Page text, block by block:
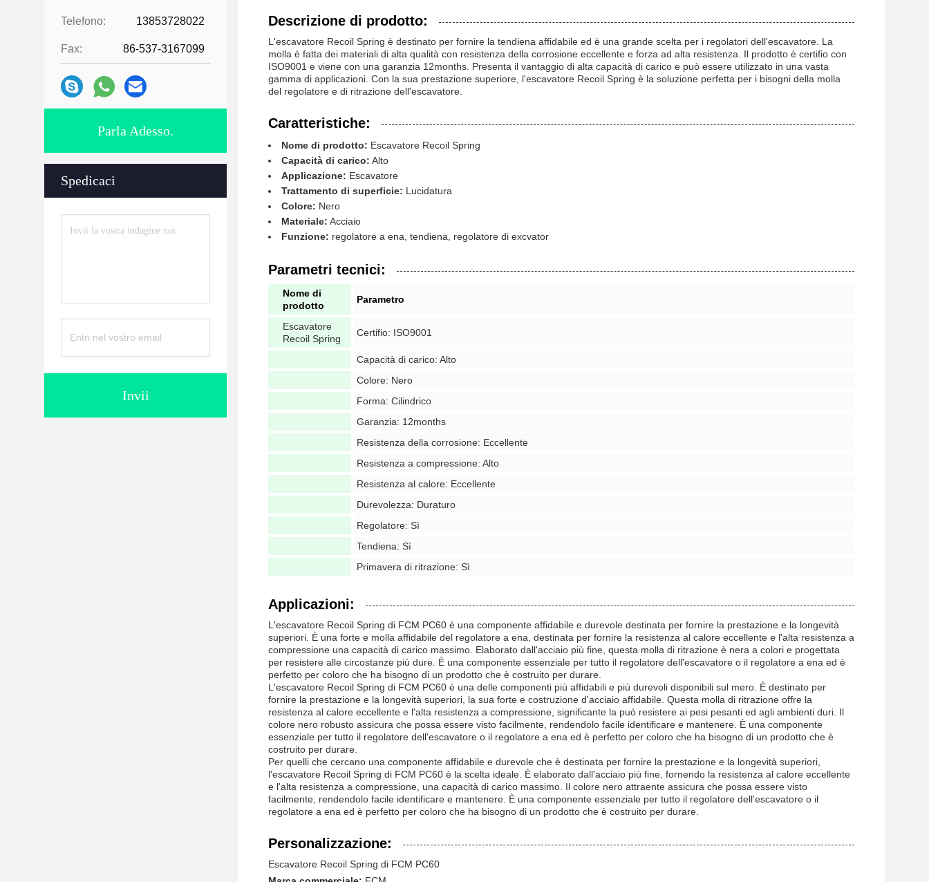
Telefono: 13853728022
Fax: 86-537-3167099
Parla Adesso.
Spedicaci
Invii
Descrizione di prodotto:
L'escavatore Recoil Spring è destinato per fornire la tendiena affidabile ed è una grande scelta per i regolatori dell'escavatore. La
molla è fatta dei materiali di alta qualità con resistenza della corrosione eccellente e forza ad alta resistenza. Il prodotto è certifio con
ISO9001 e viene con una garanzia 12months. Presenta il vantaggio di alta capacità di carico e può essere utilizzato in una vasta
gamma di applicazioni. Con la sua prestazione superiore, l'escavatore Recoil Spring è la soluzione perfetta per i bisogni della molla
del regolatore e di ritrazione dell'escavatore.
Caratteristiche:
Nome di prodotto: Escavatore Recoil Spring
Capacità di carico: Alto
Applicazione: Escavatore
Trattamento di superficie: Lucidatura
Colore: Nero
Materiale: Acciaio
Funzione: regolatore a ena, tendiena, regolatore di excvator
Parametri tecnici:
Nome di
prodotto
Parametro
Escavatore
Recoil Spring
Certifio: ISO9001
Capacità di carico: Alto
Colore: Nero
Forma: Cilindrico
Garanzia: 12months
Resistenza della corrosione: Eccellente
Resistenza a compressione: Alto
Resistenza al calore: Eccellente
Durevolezza: Duraturo
Regolatore: Sì
Tendiena: Sì
Primavera di ritrazione: Sì
Applicazioni:
L'escavatore Recoil Spring di FCM PC60 è una componente affidabile e durevole destinata per fornire la prestazione e la longevità
superiori. È una forte e molla affidabile del regolatore a ena, destinata per fornire la resistenza al calore eccellente e l'alta resistenza a
compressione una capacità di carico massimo. Elaborato dall'acciaio più fine, questa molla di ritrazione è nera a colori e progettata
per resistere alle circostanze più dure. È una componente essenziale per tutto il regolatore dell'escavatore o il regolatore a ena ed è
perfetto per coloro che ha bisogno di un prodotto che è costruito per durare.
L'escavatore Recoil Spring di FCM PC60 è una delle componenti più affidabili e più durevoli disponibili sul mero. È destinato per
fornire la prestazione e la longevità superiori, la sua forte e costruzione d'acciaio affidabile. Questa molla di ritrazione offre la
resistenza al calore eccellente e l'alta resistenza a compressione, significante la può resistere ai pesi pesanti ed agli ambienti duri. Il
colore nero robusto assicura che possa essere visto facilmente, rendendolo facile identificare e mantenere. È una componente
essenziale per tutto il regolatore dell'escavatore o il regolatore a ena ed è perfetto per coloro che ha bisogno di un prodotto che è
costruito per durare.
Per quelli che cercano una componente affidabile e durevole che è destinata per fornire la prestazione e la longevità superiori,
l'escavatore Recoil Spring di FCM PC60 è la scelta ideale. È elaborato dall'acciaio più fine, fornendo la resistenza al calore eccellente
e l'alta resistenza a compressione, una capacità di carico massimo. Il colore nero attraente assicura che possa essere visto
facilmente, rendendolo facile identificare e mantenere. È una componente essenziale per tutto il regolatore dell'escavatore o il
regolatore a ena ed è perfetto per coloro che ha bisogno di un prodotto che è costruito per durare.
Personalizzazione:
Escavatore Recoil Spring di FCM PC60